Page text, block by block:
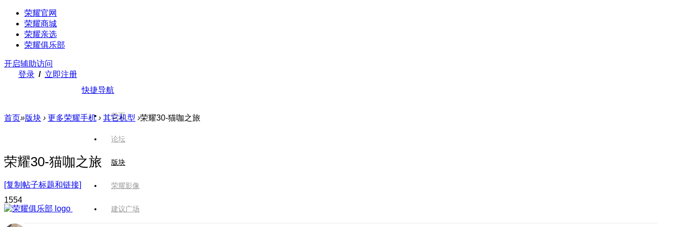
荣耀官网
荣耀商城
荣耀亲选
荣耀俱乐部
开启辅助访问
登录 / 立即注册
快捷导航
首页
论坛
版块
荣耀影像
建议广场
首页»版块 › 更多荣耀手机 › 其它机型 ›荣耀30-猫咖之旅
荣耀30-猫咖之旅
[复制帖子标题和链接]
1554